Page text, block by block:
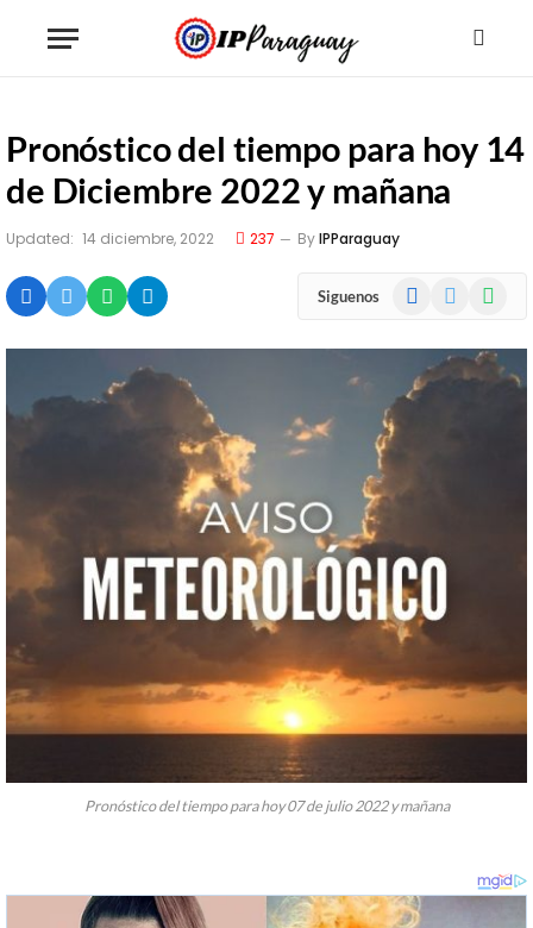
Pronóstico del tiempo para hoy 14
de Diciembre 2022 y mañana
Updated: 14 diciembre, 2022 237 ByIPParaguay
Siguenos Facebook
Pronóstico del tiempo para hoy 07 de julio 2022 y mañana